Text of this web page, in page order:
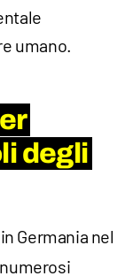
umano.
degli
Germania nel